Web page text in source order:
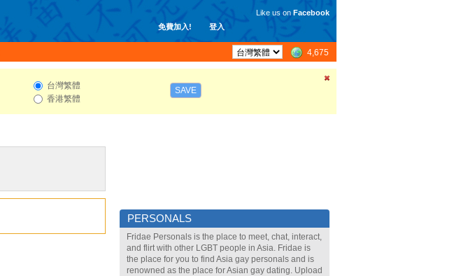
免費加入! 登入
Like us on Facebook
4,675
台灣繁體
香港繁體
SAVE
PERSONALS
Fridae Personals is the place to meet, chat, interact,
and flirt with other LGBT people in Asia. Fridae is
the place for you to find Asia gay personals and is
renowned as the place for Asian gay dating. Upload